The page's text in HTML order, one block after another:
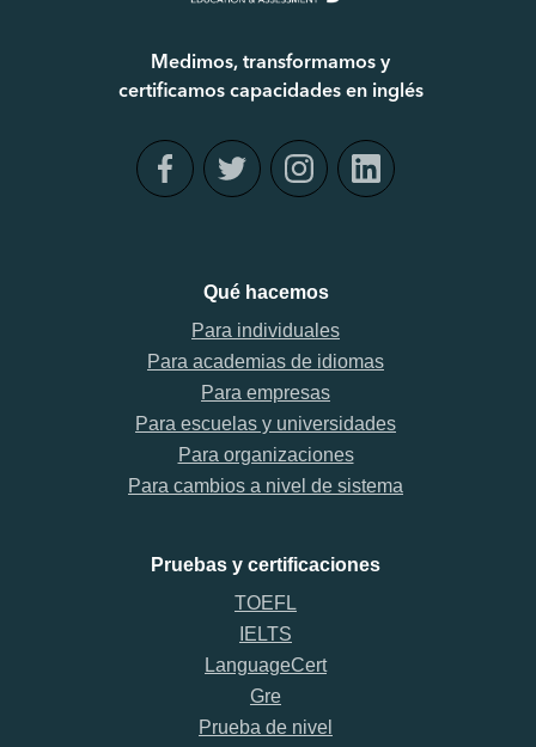
Medimos, transformamos y
certificamos capacidades en inglés
Qué hacemos
Para individuales
Para academias de idiomas
Para empresas
Para escuelas y universidades
Para organizaciones
Para cambios a nivel de sistema
Pruebas y certificaciones
TOEFL
IELTS
LanguageCert
Gre
Prueba de nivel